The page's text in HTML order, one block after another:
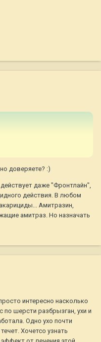
доверяете? :)
даже "Фронтлайн",
действия. В любом
Амитразин,
амитраз. Но назначать
интересно насколько
по шерсти разбрызган, ухи и
Одно ухо почти
Хочетсо узнать